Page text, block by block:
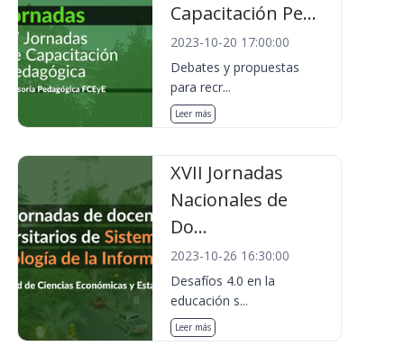
Capacitación Pe...
2023-10-20 17:00:00
Debates y propuestas
para recr...
Leer más
XVII Jornadas
Nacionales de
Do...
2023-10-26 16:30:00
Desafíos 4.0 en la
educación s...
Leer más